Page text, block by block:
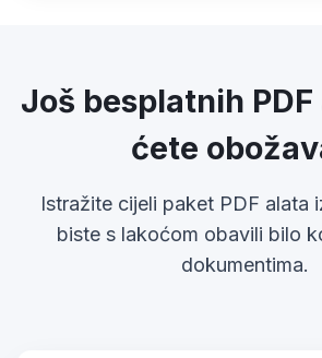
Još besplatnih
ćete
Istražite cijeli paket PDF alata
biste s lakoćom obavili bilo
dokumentima.